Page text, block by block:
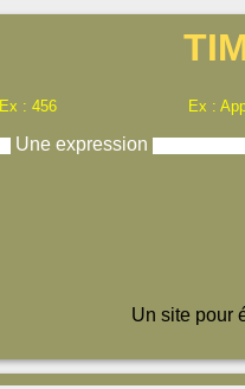
Ex : 456 Ex :
Une expression
Un site pour